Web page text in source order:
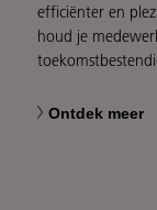
efficiënter en
houd je
Ontdek meer